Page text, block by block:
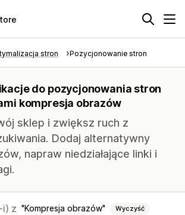
stron Pozycjonowanie stron
do pozycjonowania stron
kompresja obrazów
sklep i zwiększ ruch z
Dodaj alternatywny
napraw niedziałające linki i
i) z Kompresja obrazów Wyczyść